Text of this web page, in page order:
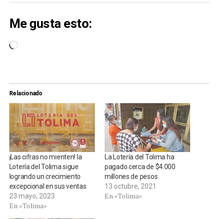
Me gusta esto:
Cargando...
Relacionado
¡Las cifras no mienten! la
Lotería del Tolima sigue
logrando un crecimiento
excepcional en sus ventas
23 mayo, 2023
En «Tolima»
La Lotería del Tolima ha
pagado cerca de $4.000
millones de pesos
13 octubre, 2021
En «Tolima»